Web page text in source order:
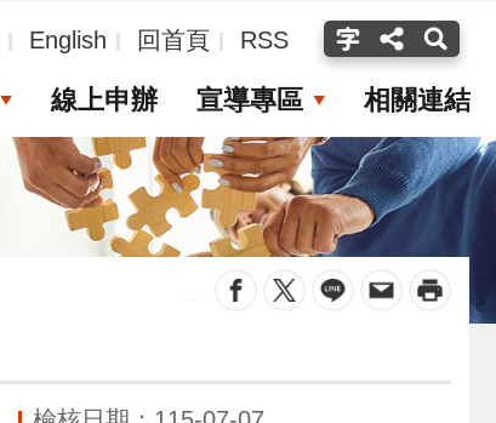
English 回首頁 RSS
線上申辦 宣導專區 相關連結